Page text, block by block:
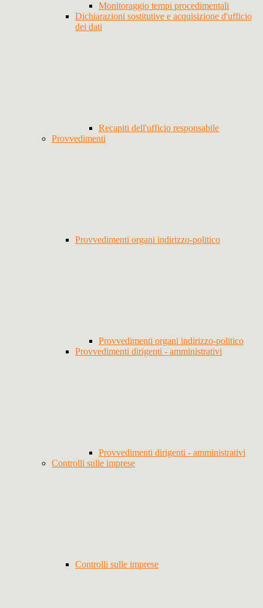
Monitoraggio tempi procedimentali
Dichiarazioni sostitutive e acquisizione d'ufficio
dei dati
Recapiti dell'ufficio responsabile
Provvedimenti
Provvedimenti organi indirizzo-politico
Provvedimenti organi indirizzo-politico
Provvedimenti dirigenti - amministrativi
Provvedimenti dirigenti - amministrativi
Controlli sulle imprese
Controlli sulle imprese